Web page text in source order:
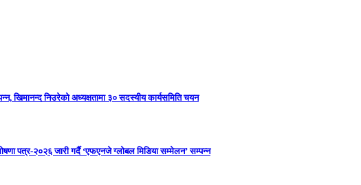
खिमानन्द निउरेको अध्यक्षतामा ३० सदस्यीय कार्यसमिति चयन
पत्र-२०२६ जारी गर्दै ‘एफएनजे ग्लोबल मिडिया सम्मेलन’ सम्पन्न